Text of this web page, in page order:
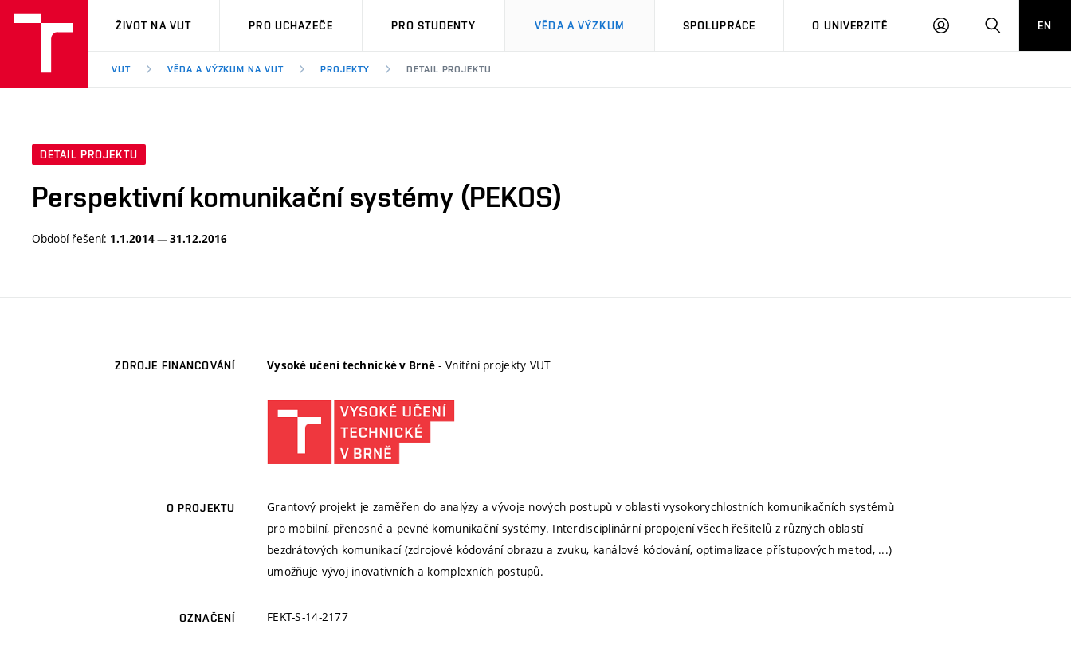
VUT
ŽIVOT NA VUT PRO UCHAZEČE PRO STUDENTY VĚDA A VÝZKUM SPOLUPRÁCE O UNIVERZITĚ
PŘIHLÁSIT HLEDATEN
VUT VĚDA A VÝZKUM NA VUT PROJEKTY DETAIL PROJEKTU
DETAIL PROJEKTU
Perspektivní komunikační systémy (PEKOS)
Období řešení: 1.1.2014 — 31.12.2016
ZDROJE FINANCOVÁNÍ Vysoké učení technické v Brně - Vnitřní projekty VUT
O PROJEKTU
Grantový projekt je zaměřen do analýzy a vývoje nových postupů v oblasti vysokorychlostních komunikačních systémů
pro mobilní, přenosné a pevné komunikační systémy. Interdisciplinární propojení všech řešitelů z různých oblastí
bezdrátových komunikací (zdrojové kódování obrazu a zvuku, kanálové kódování, optimalizace přístupových metod, ...)
umožňuje vývoj inovativních a komplexních postupů.
OZNAČENÍ FEKT-S-14-2177